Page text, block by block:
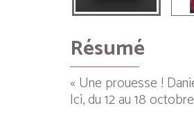
Résumé
« Une prouesse !
Ici, du 12 au 18